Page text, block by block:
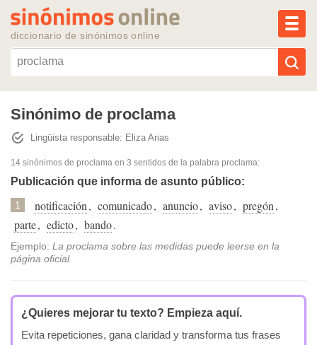
diccionario de sinónimos online
Reescribir texto con IA
Sinónimos populares
Temas populares
Temas recientes
Sinónimo de proclama
Lingüista responsable: Eliza Arias
14 sinónimos de proclama en 3 sentidos de la palabra proclama:
Publicación que informa de asunto público:
1 notificación, comunicado, anuncio, aviso, pregón,
parte, edicto, bando.
Ejemplo: La proclama sobre las medidas puede leerse en la
página oficial.
¿Quieres mejorar tu texto? Empieza aquí.
Evita repeticiones, gana claridad y transforma tus frases